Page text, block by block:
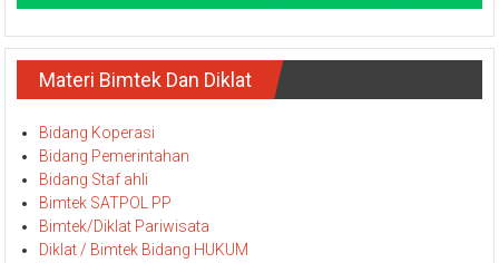
Materi Bimtek Dan Diklat
Bidang Koperasi
Bidang Pemerintahan
Bidang Staf ahli
Bimtek SATPOL PP
Bimtek/Diklat Pariwisata
Diklat / Bimtek Bidang HUKUM